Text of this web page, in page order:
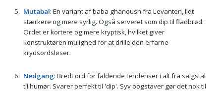
Mutabal: En variant af baba ghanoush fra Levanten, lidt
stærkere og mere syrlig. Også serveret som dip til fladbrød.
Ordet er kortere og mere kryptisk, hvilket giver
konstruktøren mulighed for at drille den erfarne
krydsordsløser.
Nedgang: Bredt ord for faldende tendenser i alt fra salgstal
til humør. Svarer perfekt til 'dip'. Syv bogstaver gør det nok til